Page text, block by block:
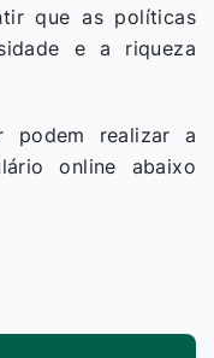
que as políticas
e a riqueza
podem realizar a
online abaixo